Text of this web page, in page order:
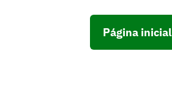
Página inicial